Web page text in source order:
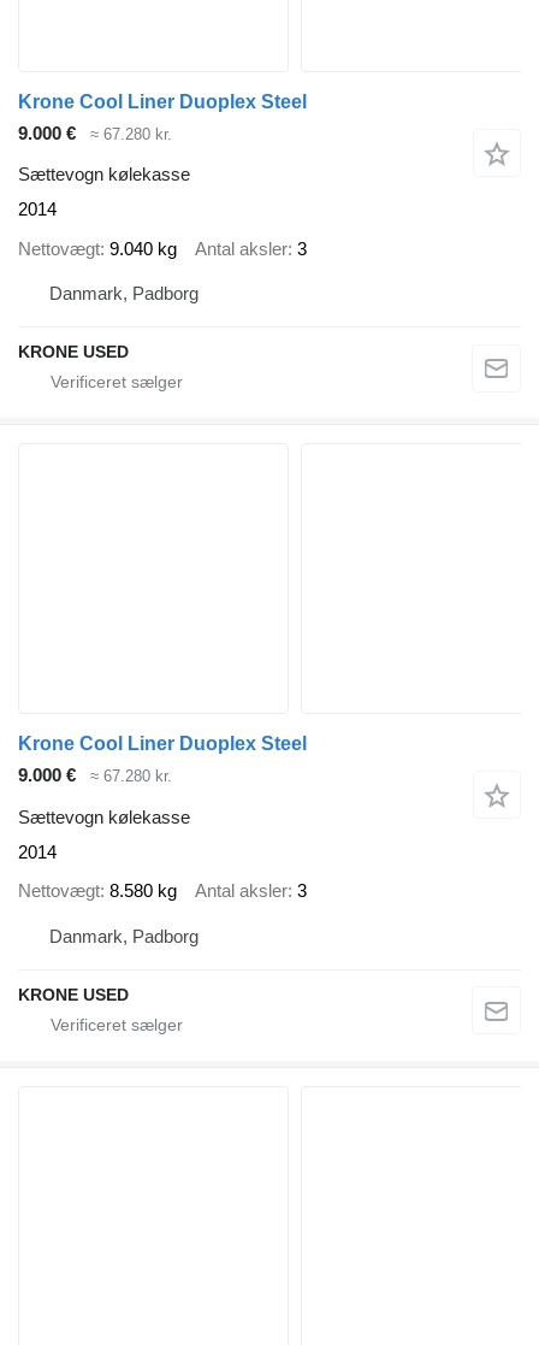
Krone Cool Liner Duoplex Steel
9.000 €
≈ 67.280 kr.
Sættevogn kølekasse
2014
Nettovægt 9.040 kg Antal aksler 3
Danmark, Padborg
KRONE USED
Krone Cool Liner Duoplex Steel
9.000 €
≈ 67.280 kr.
Sættevogn kølekasse
2014
Nettovægt 8.580 kg Antal aksler 3
Danmark, Padborg
KRONE USED